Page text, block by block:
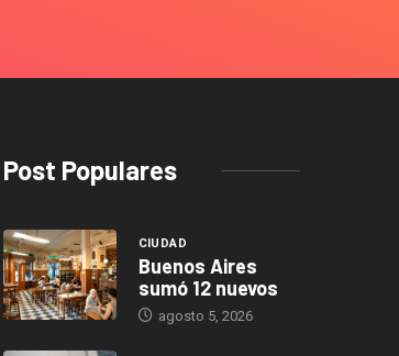
Post Populares
CIUDAD
Buenos Aires
sumó 12 nuevos
agosto 5, 2026